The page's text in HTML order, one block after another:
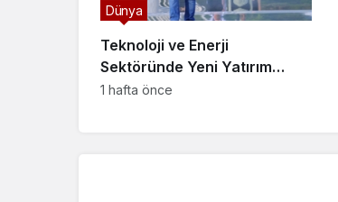
Teknoloji ve Enerji
Sektöründe Yeni Yatırım
Kararı Açıklandı
Dünya
1 hafta önce